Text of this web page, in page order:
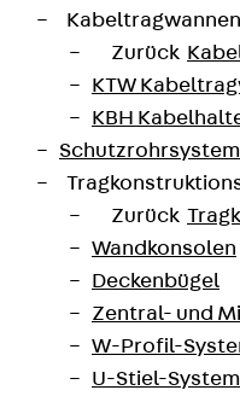
Zurück
KTW
KBH
Zurück
Wandkonsolen
Deckenbügel
Zentral- und
W-Profil-
U-Stiel-System